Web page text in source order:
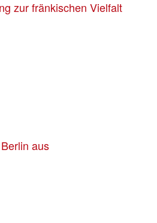
zur fränkischen Vielfalt
aus